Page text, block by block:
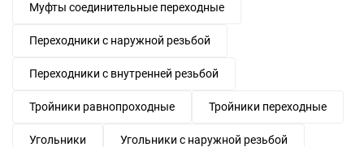
Муфты соединительные переходные
Переходники с наружной резьбой
Переходники с внутренней резьбой
Тройники равнопроходные Тройники переходные
Угольники Угольники с наружной резьбой